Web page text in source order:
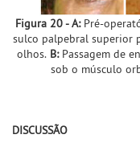
Figura 20 - A:Pré-
sulco palpebral superior
olhos. B:Passagem de
sob o músculo
DISCUSSÃO